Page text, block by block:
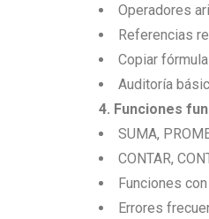
Operadores
Referencias
Copiar
Auditoría
4. Funciones
SUMA,
CONTAR,
Funciones
Errores